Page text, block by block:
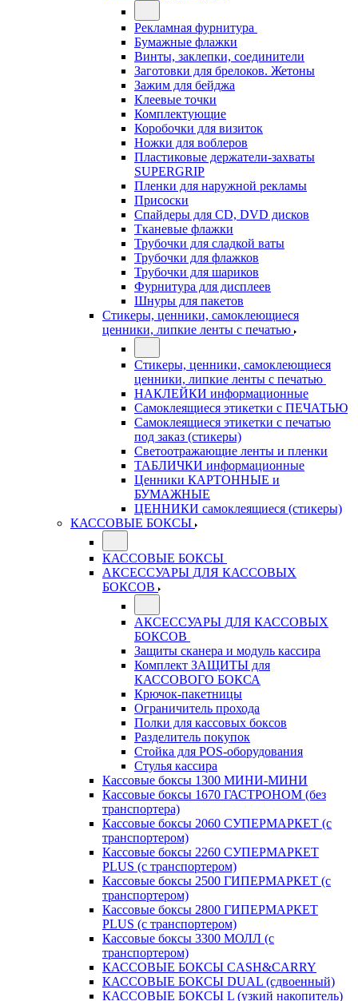
Рекламная фурнитура
Бумажные флажки
Винты, заклепки, соединители
Заготовки для брелоков. Жетоны
Зажим для бейджа
Клеевые точки
Комплектующие
Коробочки для визиток
Ножки для воблеров
Пластиковые держатели-захваты
SUPERGRIP
Пленки для наружной рекламы
Присоски
Спайдеры для CD, DVD дисков
Тканевые флажки
Трубочки для сладкой ваты
Трубочки для флажков
Трубочки для шариков
Фурнитура для дисплеев
Шнуры для пакетов
Стикеры, ценники, самоклеющиеся
ценники, липкие ленты с печатью
Стикеры, ценники, самоклеющиеся
ценники, липкие ленты с печатью
НАКЛЕЙКИ информационные
Самоклеящиеся этикетки с ПЕЧАТЬЮ
Самоклеящиеся этикетки с печатью
под заказ (стикеры)
Светоотражающие ленты и пленки
ТАБЛИЧКИ информационные
Ценники КАРТОННЫЕ и
БУМАЖНЫЕ
ЦЕННИКИ самоклеящиеся (стикеры)
КАССОВЫЕ БОКСЫ
КАССОВЫЕ БОКСЫ
АКСЕССУАРЫ ДЛЯ КАССОВЫХ
БОКСОВ
АКСЕССУАРЫ ДЛЯ КАССОВЫХ
БОКСОВ
Защиты сканера и модуль кассира
Комплект ЗАЩИТЫ для
КАССОВОГО БОКСА
Крючок-пакетницы
Ограничитель прохода
Полки для кассовых боксов
Разделитель покупок
Стойка для POS-оборудования
Стулья кассира
Кассовые боксы 1300 МИНИ-МИНИ
Кассовые боксы 1670 ГАСТРОНОМ (без
транспортера)
Кассовые боксы 2060 СУПЕРМАРКЕТ (с
транспортером)
Кассовые боксы 2260 СУПЕРМАРКЕТ
PLUS (с транспортером)
Кассовые боксы 2500 ГИПЕРМАРКЕТ (с
транспортером)
Кассовые боксы 2800 ГИПЕРМАРКЕТ
PLUS (с транспортером)
Кассовые боксы 3300 МОЛЛ (с
транспортером)
КАССОВЫЕ БОКСЫ CASH&CARRY
КАССОВЫЕ БОКСЫ DUAL (сдвоенный)
КАССОВЫЕ БОКСЫ L (узкий накопитель)